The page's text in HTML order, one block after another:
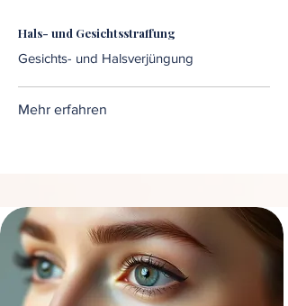
Hals- und Gesichtsstraffung
Gesichts- und Halsverjüngung
Mehr erfahren